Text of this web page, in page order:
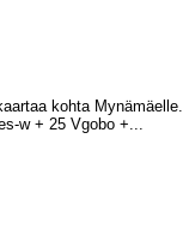
kohta Mynämäelle.
​w +​ 25 Vgobo +​...